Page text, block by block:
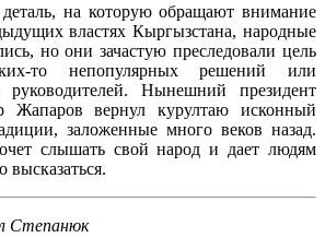
на которую обращают внимание
властях Кыргызстана, народные
но они зачастую преследовали цель
то непопулярных решений или
руководителей. Нынешний президент
Жапаров вернул курултаю исконный
заложенные много веков назад.
слышать свой народ и дает людям
высказаться.
Степанюк